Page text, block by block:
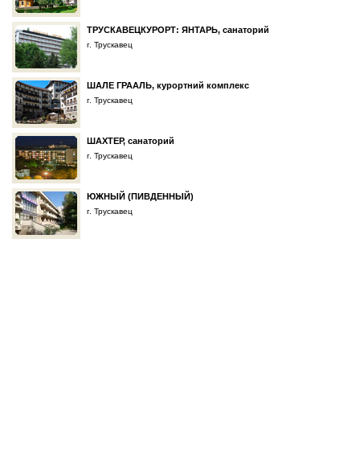
ТРУСКАВЕЦКУРОРТ: ЯНТАРЬ, санаторий
г. Трускавец
ШАЛЕ ГРААЛЬ, курортний комплекс
г. Трускавец
ШАХТЕР, санаторий
г. Трускавец
ЮЖНЫЙ (ПИВДЕННЫЙ)
г. Трускавец